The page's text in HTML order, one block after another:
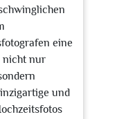
eine
nicht nur
und